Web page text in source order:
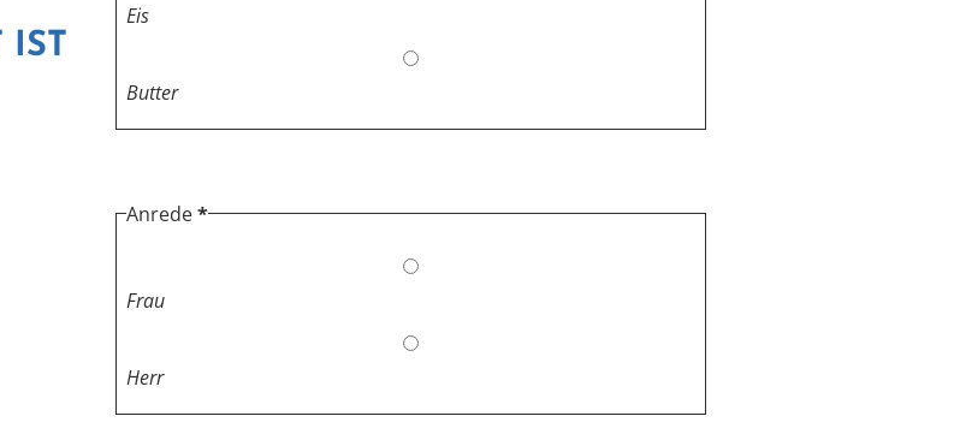
IST
Eis
Butter
Anrede*
Frau
Herr